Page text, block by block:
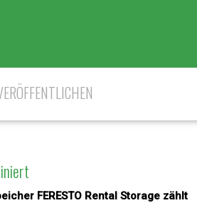
FERESTO Rental Storage zählt